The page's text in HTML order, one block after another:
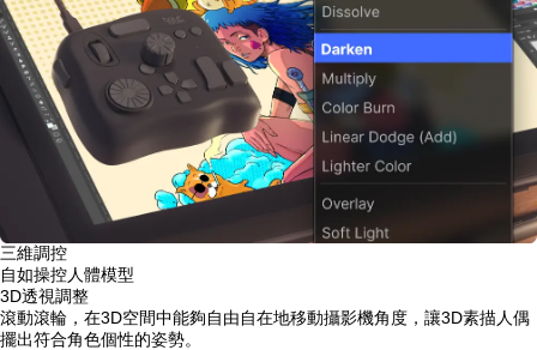
三維調控
自如操控人體模型
3D透視調整
滾動滾輪，在3D空間中能夠自由自在地移動攝影機角度，讓3D素描人偶
擺出符合角色個性的姿勢。